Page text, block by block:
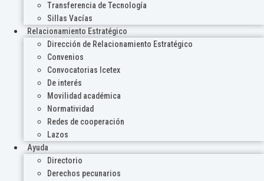
Transferencia de Tecnología
Sillas Vacías
Relacionamiento Estratégico
Dirección de Relacionamiento Estratégico
Convenios
Convocatorias Icetex
De interés
Movilidad académica
Normatividad
Redes de cooperación
Lazos
Ayuda
Directorio
Derechos pecunarios